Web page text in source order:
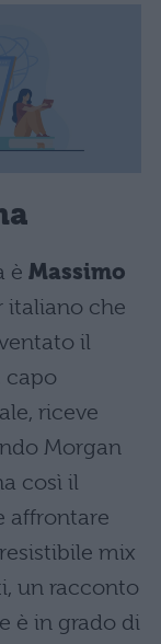
è Massimo
italiano che
il
capo
riceve
Morgan
così il
affrontare
mix
un racconto
è in grado di